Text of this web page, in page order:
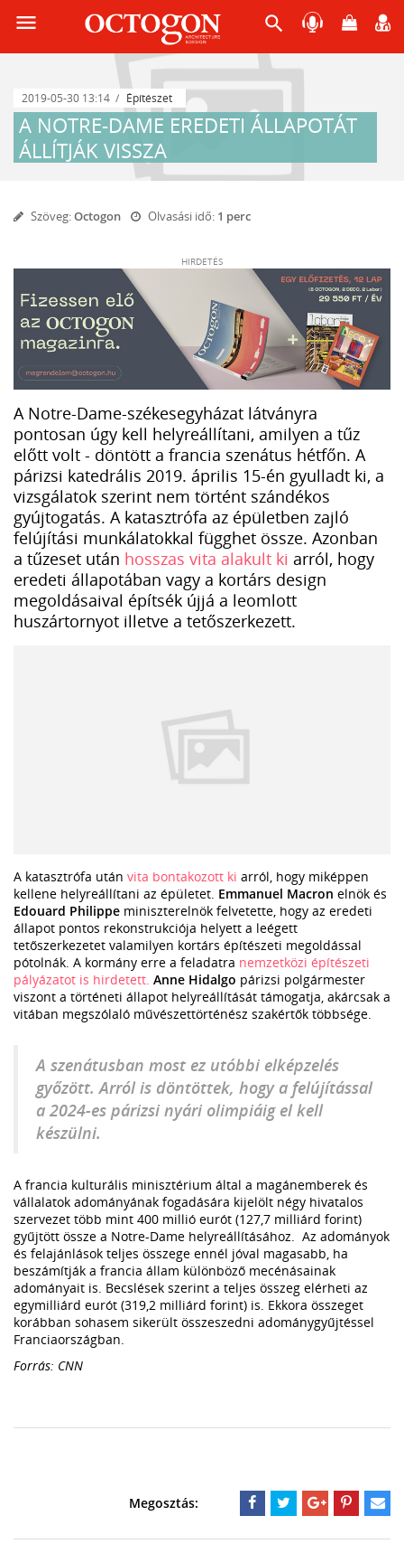
menu search
2019-05-30 13:14 Építészet
A NOTRE-DAME EREDETI ÁLLAPOTÁT
ÁLLÍTJÁK VISSZA
Szöveg:Octogon Olvasási idő: 1 perc
HIRDETÉS
A Notre-Dame-székesegyházat látványra
pontosan úgy kell helyreállítani, amilyen a tűz
előtt volt - döntött a francia szenátus hétfőn. A
párizsi katedrális 2019. április 15-én gyulladt ki, a
vizsgálatok szerint nem történt szándékos
gyújtogatás. A katasztrófa az épületben zajló
felújítási munkálatokkal függhet össze. Azonban
a tűzeset után hosszas vita alakult ki arról, hogy
eredeti állapotában vagy a kortárs design
megoldásaival építsék újjá a leomlott
huszártornyot illetve a tetőszerkezett.
A katasztrófa után vita bontakozott ki arról, hogy miképpen
kellene helyreállítani az épületet. Emmanuel Macron elnök és
Edouard Philippe miniszterelnök felvetette, hogy az eredeti
állapot pontos rekonstrukciója helyett a leégett
tetőszerkezetet valamilyen kortárs építészeti megoldással
pótolnák. A kormány erre a feladatra nemzetközi építészeti
pályázatot is hirdetett. Anne Hidalgo párizsi polgármester
viszont a történeti állapot helyreállítását támogatja, akárcsak a
vitában megszólaló művészettörténész szakértők többsége.
A szenátusban most ez utóbbi elképzelés
győzött. Arról is döntöttek, hogy a felújítással
a 2024-es párizsi nyári olimpiáig el kell
készülni.
A francia kulturális minisztérium által a magánemberek és
vállalatok adományának fogadására kijelölt négy hivatalos
szervezet több mint 400 millió eurót (127,7 milliárd forint)
gyűjtött össze a Notre-Dame helyreállításához. Az adományok
és felajánlások teljes összege ennél jóval magasabb, ha
beszámítják a francia állam különböző mecénásainak
adományait is. Becslések szerint a teljes összeg elérheti az
egymilliárd eurót (319,2 milliárd forint) is. Ekkora összeget
korábban sohasem sikerült összeszedni adománygyűjtéssel
Franciaországban.
Forrás: CNN